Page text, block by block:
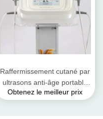
Raffermissement cutané par
ultrasons anti-âge portable
pour le visage et le corps,
Obtenez le meilleur prix